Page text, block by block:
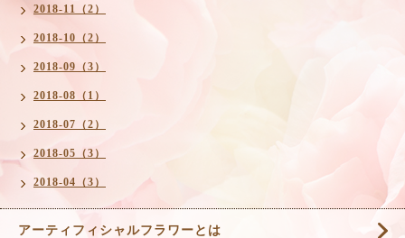
2018-11（2）
2018-10（2）
2018-09（3）
2018-08（1）
2018-07（2）
2018-05（3）
2018-04（3）
アーティフィシャルフラワーとは